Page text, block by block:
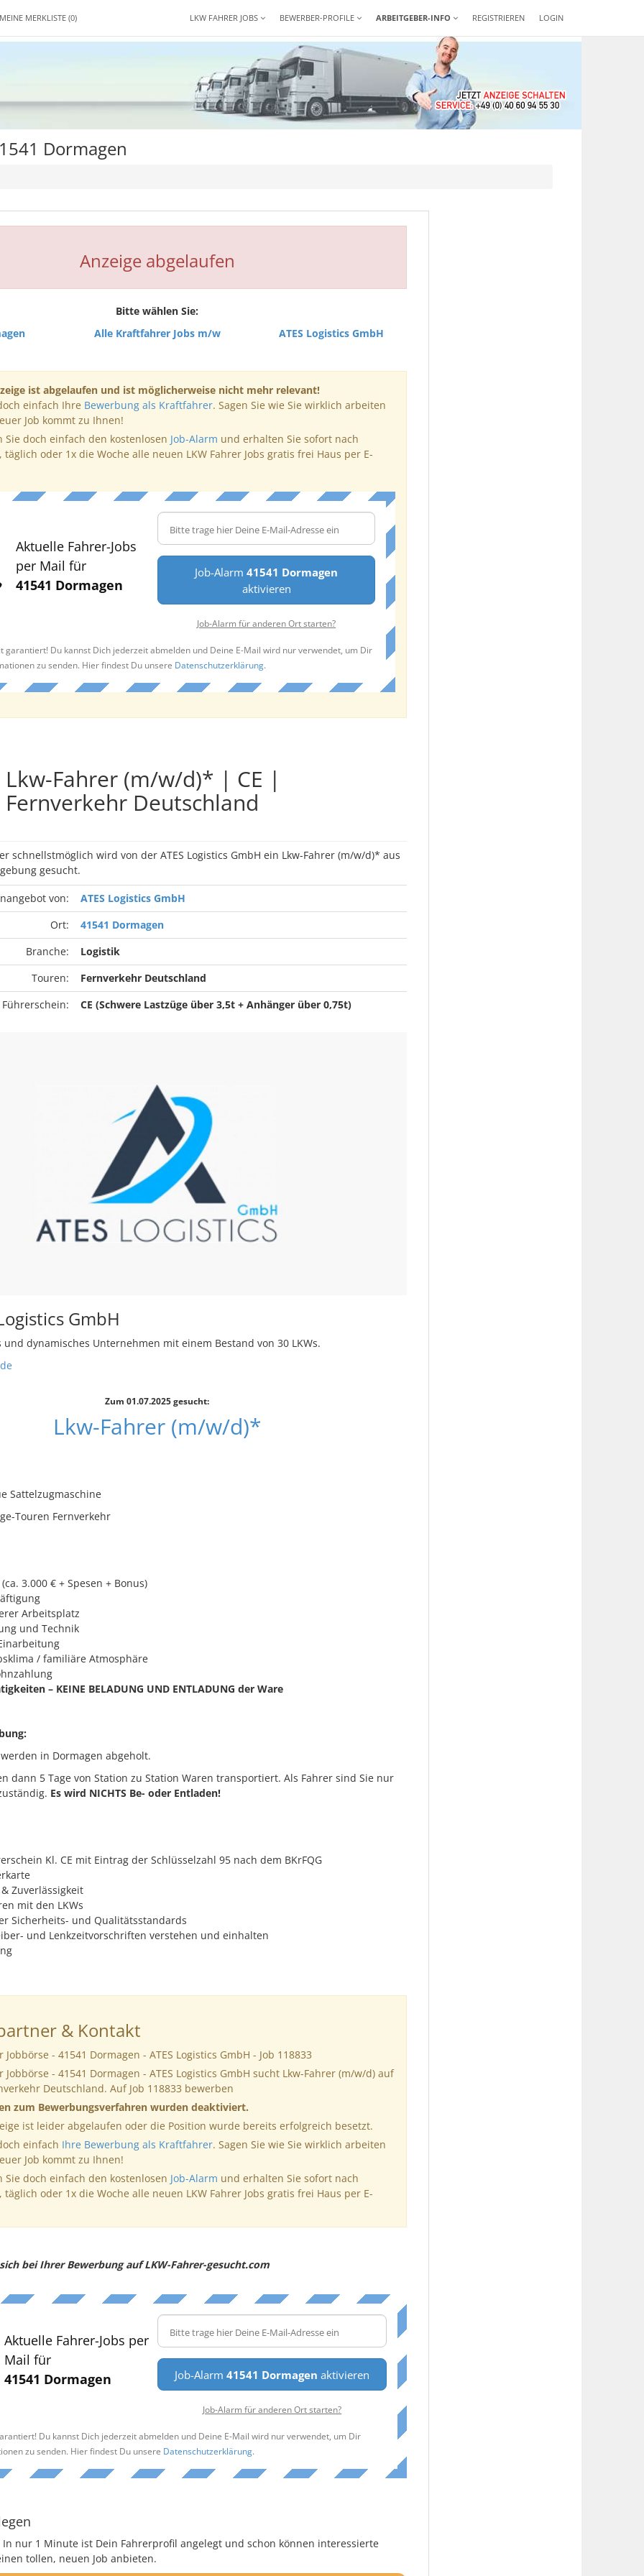
MEINE MERKLISTE (0) REGISTRIEREN LOGIN
LKW FAHRER JOBS BEWERBER-PROFILE ARBEITGEBER-INFO
Dormagen
Anzeige abgelaufen
Bitte wählen Sie:
Alle Kraftfahrer Jobs m/w ATES Logistics GmbH
ist abgelaufen und ist möglicherweise nicht mehr relevant!
einfach Ihre Bewerbung als Kraftfahrer. Sagen Sie wie Sie wirklich arbeiten
Job kommt zu Ihnen!
Sie doch einfach den kostenlosen Job-Alarm und erhalten Sie sofort nach
oder 1x die Woche alle neuen LKW Fahrer Jobs gratis frei Haus per E-
Aktuelle Fahrer-Jobs
per Mail für
41541 Dormagen
Job-Alarm41541 Dormagen
aktivieren
Job-Alarm für anderen Ort starten?
garantiert! Du kannst Dich jederzeit abmelden und Deine E-Mail wird nur verwendet, um Dir
zu senden. Hier findest Du unsere Datenschutzerklärung.
Lkw-Fahrer (m/w/d)* | CE |
Fernverkehr Deutschland
schnellstmöglich wird von der ATES Logistics GmbH ein Lkw-Fahrer (m/w/d)* aus
gesucht.
von:
ATES Logistics GmbH
Ort:
41541 Dormagen
Branche:
Logistik
Touren:
Fernverkehr Deutschland
CE (Schwere Lastzüge über 3,5t + Anhänger über 0,75t)
GmbH
dynamisches Unternehmen mit einem Bestand von 30 LKWs.
Zum 01.07.2025 gesucht:
Lkw-Fahrer (m/w/d)*
Sattelzugmaschine
Touren Fernverkehr
3.000 € + Spesen + Bonus)
Arbeitsplatz
und Technik
/ familiäre Atmosphäre
– KEINE BELADUNG UND ENTLADUNG der Ware
in Dormagen abgeholt.
dann 5 Tage von Station zu Station Waren transportiert. Als Fahrer sind Sie nur
Es wird NICHTS Be- oder Entladen!
Kl. CE mit Eintrag der Schlüsselzahl 95 nach dem BKrFQG
Zuverlässigkeit
mit den LKWs
Sicherheits- und Qualitätsstandards
und Lenkzeitvorschriften verstehen und einhalten
& Kontakt
- 41541 Dormagen - ATES Logistics GmbH - Job 118833
- 41541 Dormagen - ATES Logistics GmbH sucht Lkw-Fahrer (m/w/d) auf
Deutschland. Auf Job 118833 bewerben
zum Bewerbungsverfahren wurden deaktiviert.
ist leider abgelaufen oder die Position wurde bereits erfolgreich besetzt.
einfach Ihre Bewerbung als Kraftfahrer. Sagen Sie wie Sie wirklich arbeiten
Job kommt zu Ihnen!
Sie doch einfach den kostenlosen Job-Alarm und erhalten Sie sofort nach
oder 1x die Woche alle neuen LKW Fahrer Jobs gratis frei Haus per E-
bei Ihrer Bewerbung auf LKW-Fahrer-gesucht.com
Aktuelle Fahrer-Jobs per
Mail für
41541 Dormagen
Job-Alarm41541 Dormagen aktivieren
Job-Alarm für anderen Ort starten?
Du kannst Dich jederzeit abmelden und Deine E-Mail wird nur verwendet, um Dir
zu senden. Hier findest Du unsere Datenschutzerklärung.
nur 1 Minute ist Dein Fahrerprofil angelegt und schon können interessierte
tollen, neuen Job anbieten.